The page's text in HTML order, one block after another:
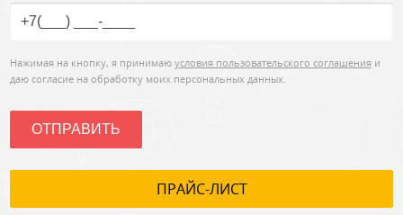
Нажимая на кнопку, я принимаю условия пользовательского соглашения и
даю согласие на обработку моих персональных данных.
ОТПРАВИТЬ
ПРАЙС-ЛИСТ